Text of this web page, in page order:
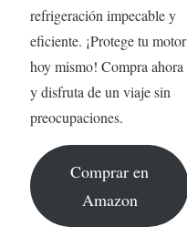
refrigeración impecable y
eficiente. ¡Protege tu motor
hoy mismo! Compra ahora
y disfruta de un viaje sin
preocupaciones.
Comprar en
Amazon